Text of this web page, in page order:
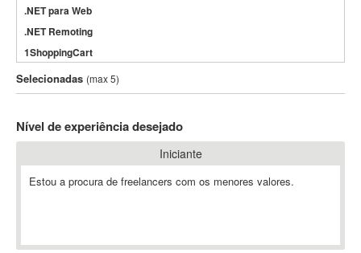
.NET para Web
.NET Remoting
1ShoppingCart
3DS Max
3GSM
802.11
A-GPS
Selecionadas (max 5)
Nível de experiência desejado
Iniciante
Estou a procura de freelancers com os menores valores.